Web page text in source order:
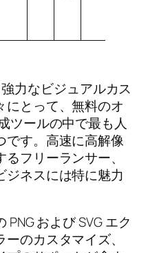
力なビジュアルカス
にとって、無料のオ
ツールの中で最も人
です。高速に高解像
フリーランサー、
ジネスには特に魅力
および SVG エク
のカスタマイズ、